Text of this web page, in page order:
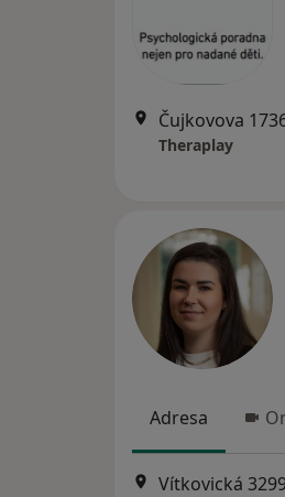
Čujkovova
Theraplay
Adresa
Vítkovická